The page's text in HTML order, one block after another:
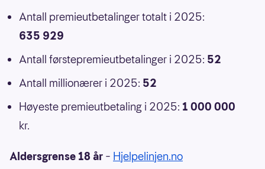
Antall premieutbetalinger totalt i 2025:
635 929
Antall førstepremieutbetalinger i 2025: 52
Antall millionærer i 2025: 52
Høyeste premieutbetaling i 2025: 1 000 000
kr.
Aldersgrense 18 år – Hjelpelinjen.no